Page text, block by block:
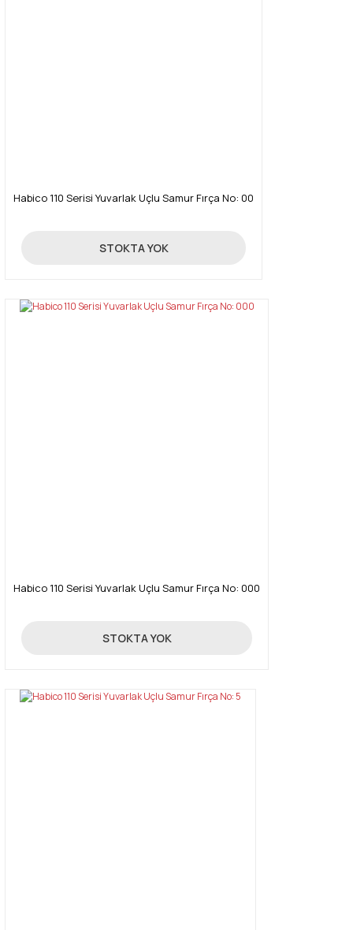
Habico 110 Serisi Yuvarlak Uçlu Samur Fırça No: 00
285,00 TL
STOKTA YOK
Habico 110 Serisi Yuvarlak Uçlu Samur Fırça No: 000
285,00 TL
STOKTA YOK